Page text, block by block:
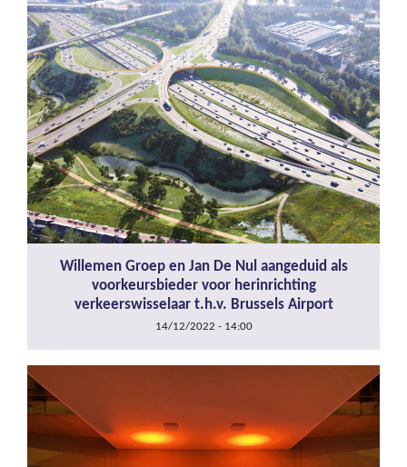
Willemen Groep en Jan De Nul aangeduid als
voorkeursbieder voor herinrichting
verkeerswisselaar t.h.v. Brussels Airport
14/12/2022 - 14:00